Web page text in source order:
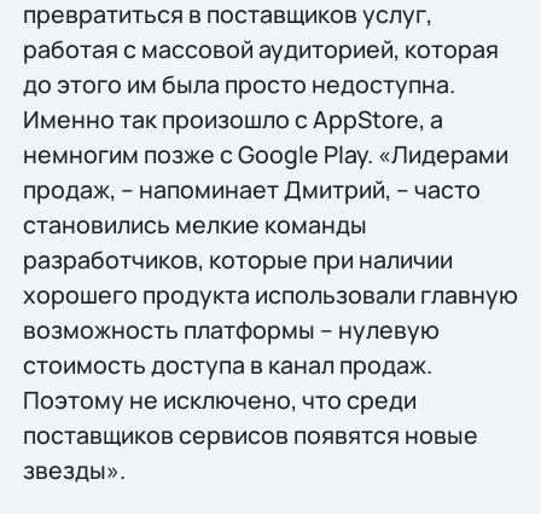
превратиться в поставщиков услуг,
работая с массовой аудиторией, которая
до этого им была просто недоступна.
Именно так произошло с AppStore, а
немногим позже с Google Play. «Лидерами
продаж, – напоминает Дмитрий, – часто
становились мелкие команды
разработчиков, которые при наличии
хорошего продукта использовали главную
возможность платформы – нулевую
стоимость доступа в канал продаж.
Поэтому не исключено, что среди
поставщиков сервисов появятся новые
звезды».